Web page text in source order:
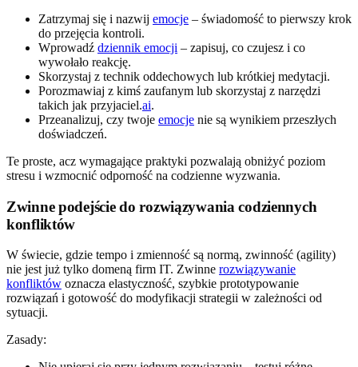
Zatrzymaj się i nazwij emocje – świadomość to pierwszy krok
do przejęcia kontroli.
Wprowadź dziennik emocji – zapisuj, co czujesz i co
wywołało reakcję.
Skorzystaj z technik oddechowych lub krótkiej medytacji.
Porozmawiaj z kimś zaufanym lub skorzystaj z narzędzi
takich jak przyjaciel.ai.
Przeanalizuj, czy twoje emocje nie są wynikiem przeszłych
doświadczeń.
Te proste, acz wymagające praktyki pozwalają obniżyć poziom
stresu i wzmocnić odporność na codzienne wyzwania.
Zwinne podejście do rozwiązywania codziennych
konfliktów
W świecie, gdzie tempo i zmienność są normą, zwinność (agility)
nie jest już tylko domeną firm IT. Zwinne rozwiązywanie
konfliktów oznacza elastyczność, szybkie prototypowanie
rozwiązań i gotowość do modyfikacji strategii w zależności od
sytuacji.
Zasady: